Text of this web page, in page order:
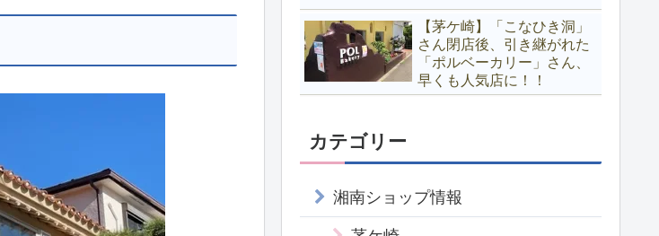
【茅ケ崎】「こなひき洞」
さん閉店後、引き継がれた
「ポルベーカリー」さん、
早くも人気店に！！
カテゴリー
湘南ショップ情報